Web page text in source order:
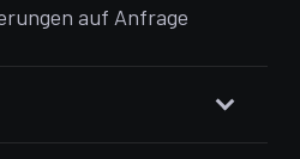
auf Anfrage